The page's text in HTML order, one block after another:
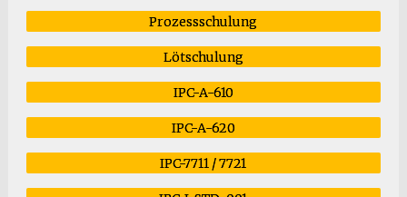
Prozessschulung
Lötschulung
IPC-A-610
IPC-A-620
IPC-7711 / 7721